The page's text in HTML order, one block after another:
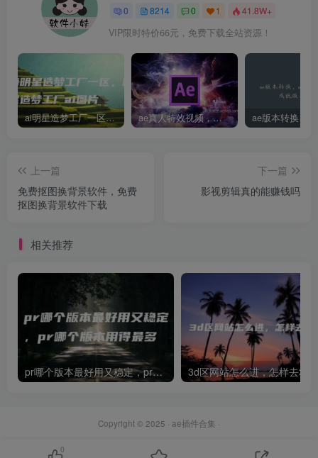
0 8214 0 1 41.8W+
VIP限时特价66元，免费下载全站资源！
ai明星造梦工厂一区，明星造梦工厂ai图片 ae真人特效视频，大学生第一次做ppt怎么做
上一篇
免费抠图换背景软件，免费
抠图换背景软件下载
下一篇
影视剪辑真的能赚钱吗
相关推荐
pr哪个版本最好用又稳定，pr哪个版本用得最多 3d区网站怎么进，怎样去3d
Copyright © 2025 · ae插件合集 ·
0